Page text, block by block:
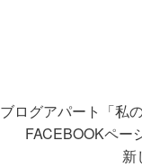
ブログアパート「私
FACEBOOKペー
新